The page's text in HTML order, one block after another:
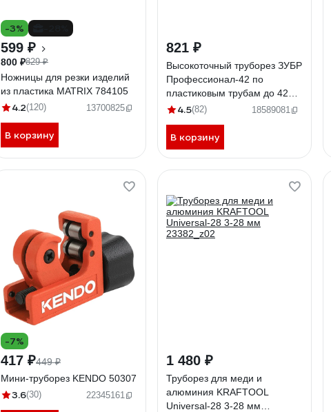
-3%
599 ₽
800 ₽829 ₽
Ножницы для резки изделий
из пластика MATRIX 784105
4.2(120) 13700825
В корзину
821 ₽
Высокоточный труборез ЗУБР
Профессионал-42 по
пластиковым трубам до 42
мм 23701-42_z02
4.5(82) 18589081
В корзину
-7%
417 ₽449 ₽
Мини-труборез KENDO 50307
3.6(30) 22345161
1 480 ₽
Труборез для меди и
алюминия KRAFTOOL
Universal-28 3-28 мм